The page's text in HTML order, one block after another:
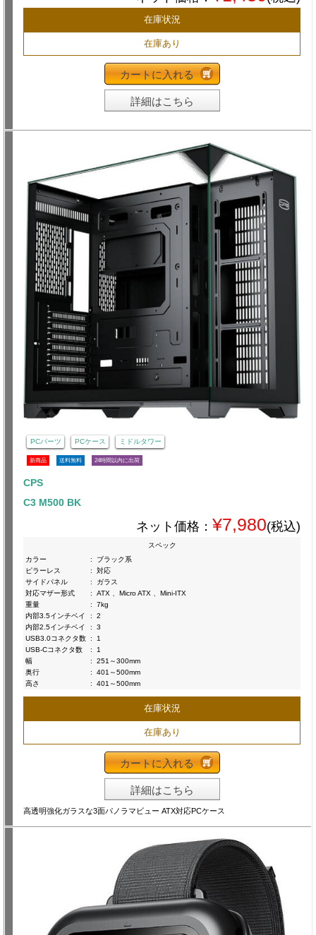
在庫状況
在庫あり
カートに入れる
詳細はこちら
PCパーツ PCケース ミドルタワー
新商品 送料無料 24時間以内に出荷
CPS
C3 M500 BK
ネット価格： ¥7,980(税込)
スペック
カラー
:
ブラック系
ピラーレス
:
対応
サイドパネル
:
ガラス
対応マザー形式
:
ATX 、Micro ATX 、Mini-ITX
重量
:
7kg
内部3.5インチベイ
:
2
内部2.5インチベイ
:
3
USB3.0コネクタ数 :
1
USB-Cコネクタ数
:
1
幅
:
251～300mm
奥行
:
401～500mm
高さ
: 401～500mm
在庫状況
在庫あり
カートに入れる
詳細はこちら
高透明強化ガラスな3面パノラマビュー ATX対応PCケース